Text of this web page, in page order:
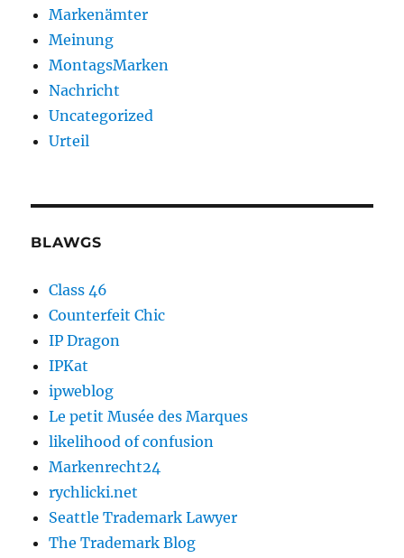
Markenämter
Meinung
MontagsMarken
Nachricht
Uncategorized
Urteil
BLAWGS
Class 46
Counterfeit Chic
IP Dragon
IPKat
ipweblog
Le petit Musée des Marques
likelihood of confusion
Markenrecht24
rychlicki.net
Seattle Trademark Lawyer
The Trademark Blog